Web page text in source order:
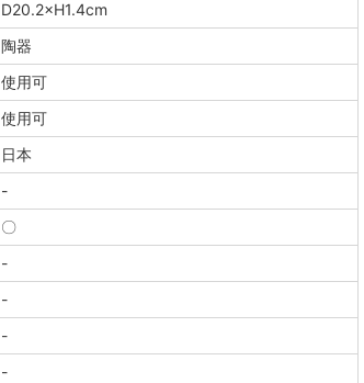
D20.2×H1.4cm
陶器
使用可
使用可
日本
-
〇
-
-
-
-